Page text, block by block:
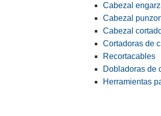
Cabezal
Cabezal
Cabezal
Cortadoras de
Recortacables
Dobladoras de
Herramientas